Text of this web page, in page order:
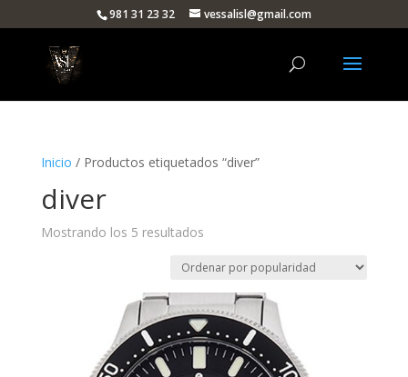
981 31 23 32 vessalisl@gmail.com
Inicio / Productos etiquetados “diver”
diver
Mostrando los 5 resultadosOrdenado
popularidad